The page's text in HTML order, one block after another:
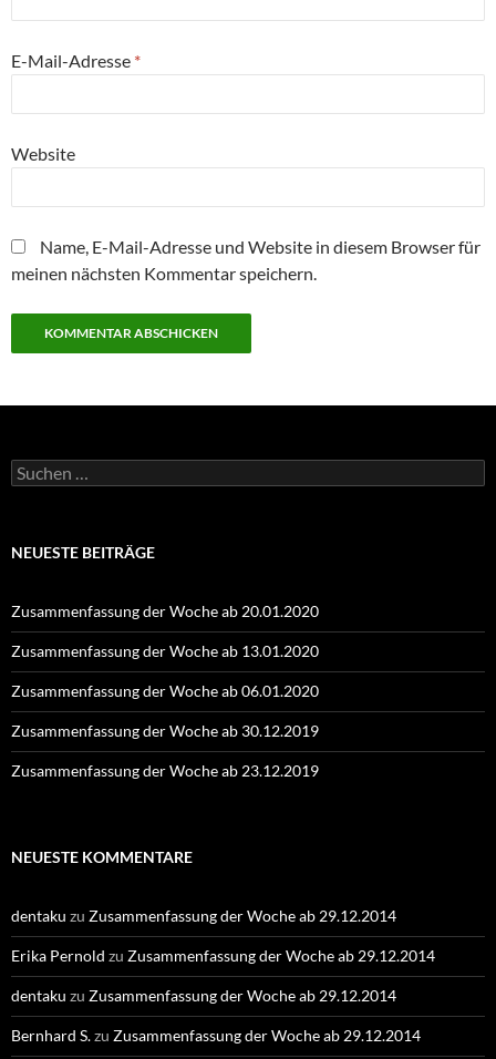
E-Mail-Adresse *
Website
Name, E-Mail-Adresse und Website in diesem Browser für
meinen nächsten Kommentar speichern.
Suchen
nach:
NEUESTE BEITRÄGE
Zusammenfassung der Woche ab 20.01.2020
Zusammenfassung der Woche ab 13.01.2020
Zusammenfassung der Woche ab 06.01.2020
Zusammenfassung der Woche ab 30.12.2019
Zusammenfassung der Woche ab 23.12.2019
NEUESTE KOMMENTARE
dentaku zu Zusammenfassung der Woche ab 29.12.2014
Erika Pernold zu Zusammenfassung der Woche ab 29.12.2014
dentaku zu Zusammenfassung der Woche ab 29.12.2014
Bernhard S.zu Zusammenfassung der Woche ab 29.12.2014